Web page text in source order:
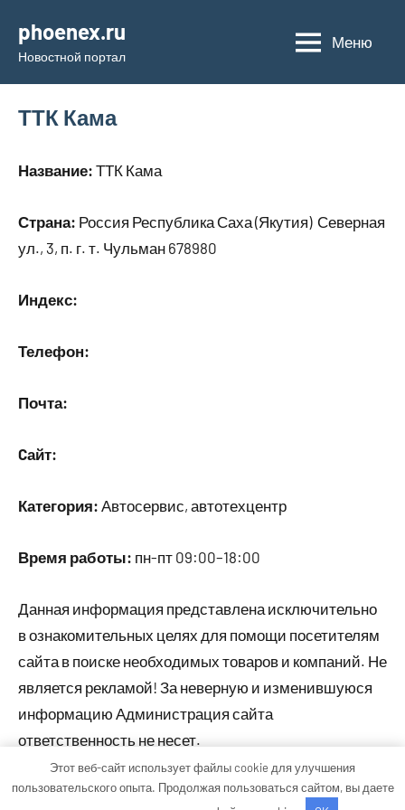
содержимому
phoenex.ru
Новостной портал
Меню
ТТК Кама
Название: ТТК Кама
Страна: Россия Республика Саха (Якутия) Северная
ул., 3, п. г. т. Чульман 678980
Индекс:
Телефон:
Почта:
Cайт:
Категория: Автосервис, автотехцентр
Время работы: пн-пт 09:00–18:00
Данная информация представлена исключительно
в ознакомительных целях для помощи посетителям
сайта в поиске необходимых товаров и компаний. Не
является рекламой! За неверную и изменившуюся
информацию Администрация сайта
ответственность не несет.
Этот веб-сайт использует файлы cookie для улучшения
пользовательского опыта. Продолжая пользоваться сайтом, вы даете